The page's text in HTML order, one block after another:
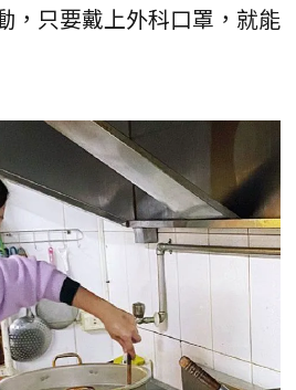
，只要戴上外科口罩，就能